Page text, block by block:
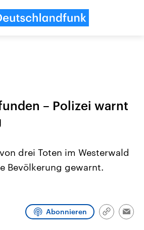
neuen
gehören die Vereinigten
den mächtigsten Ländern
– Polizei warnt
drei Toten im Westerwald
Bevölkerung gewarnt.
Abonnieren
Link